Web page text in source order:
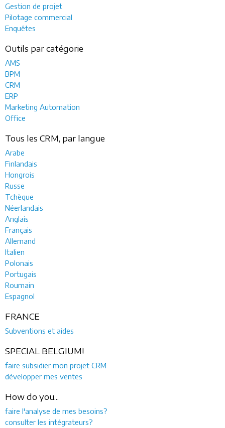
Gestion de projet
Pilotage commercial
Enquêtes
Outils par catégorie
AMS
BPM
CRM
ERP
Marketing Automation
Office
Tous les CRM, par langue
Arabe
Finlandais
Hongrois
Russe
Tchèque
Néerlandais
Anglais
Français
Allemand
Italien
Polonais
Portugais
Roumain
Espagnol
FRANCE
Subventions et aides
SPECIAL BELGIUM!
faire subsidier mon projet CRM
développer mes ventes
How do you...
faire l'analyse de mes besoins?
consulter les intégrateurs?